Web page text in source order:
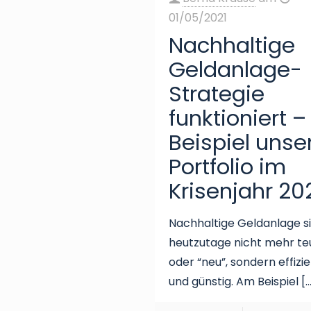
01/05/2021
Nachhaltige
Geldanlage-
Strategie
funktioniert –
Beispiel
Portfolio im
Krisenjahr
Nachhaltige Geldanlage
heutzutage nicht mehr
oder “neu”, sondern
und günstig. Am Beispiel